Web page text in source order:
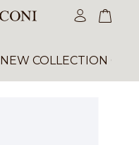
NEW COLLECTION